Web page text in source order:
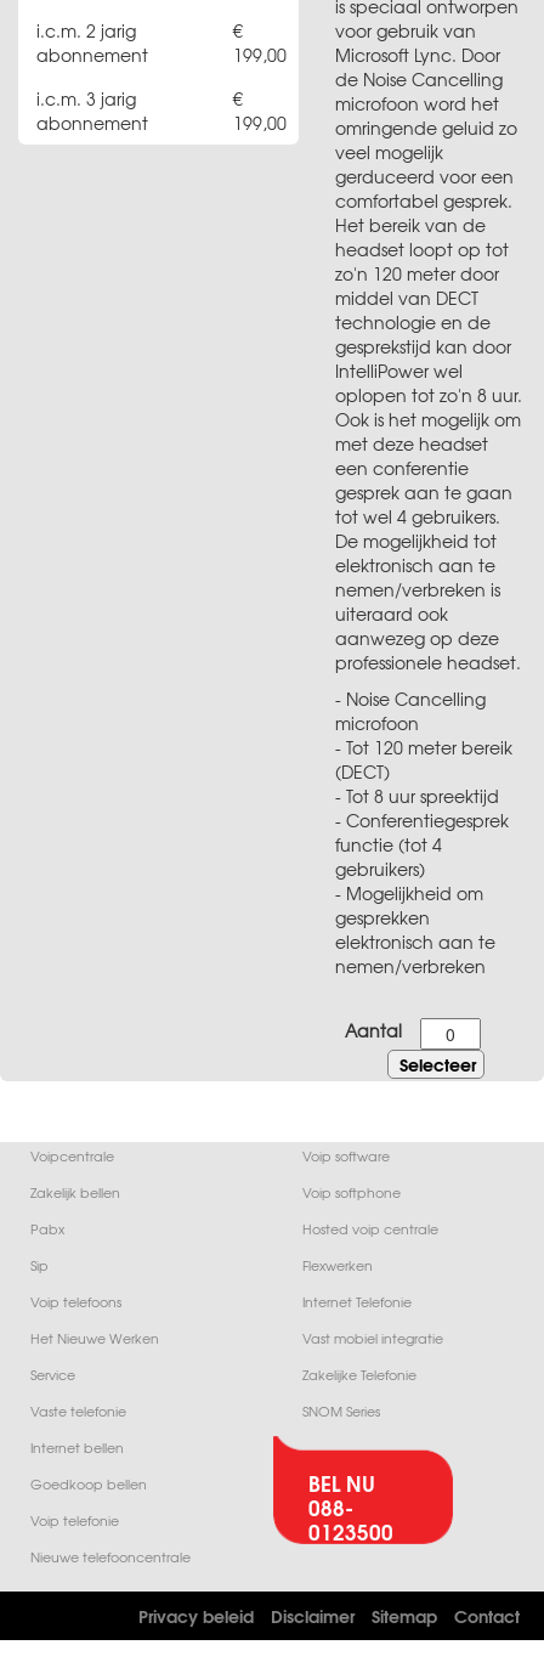
i.c.m. 2 jarig
abonnement
199,00
i.c.m. 3 jarig
abonnement
199,00
is speciaal ontworpen
voor gebruik van
Microsoft Lync. Door
de Noise Cancelling
microfoon word het
omringende geluid zo
veel mogelijk
gerduceerd voor een
comfortabel gesprek.
Het bereik van de
headset loopt op tot
zo'n 120 meter door
middel van DECT
technologie en de
gesprekstijd kan door
IntelliPower wel
oplopen tot zo'n 8 uur.
Ook is het mogelijk om
met deze headset
een conferentie
gesprek aan te gaan
tot wel 4 gebruikers.
De mogelijkheid tot
elektronisch aan te
nemen/verbreken is
uiteraard ook
aanwezeg op deze
professionele headset.
- Noise Cancelling
microfoon
- Tot 120 meter bereik
(DECT)
- Tot 8 uur spreektijd
- Conferentiegesprek
functie (tot 4
gebruikers)
- Mogelijkheid om
gesprekken
elektronisch aan te
nemen/verbreken
Aantal
Voipcentrale
Zakelijk bellen
Pabx
Sip
Voip software
Voip softphone
Hosted voip centrale
Flexwerken
Voip telefoons
Het Nieuwe Werken
Service
Vaste telefonie
Internet Telefonie
Vast mobiel integratie
Zakelijke Telefonie
SNOM Series
Internet bellen
Goedkoop bellen
Voip telefonie
Nieuwe telefooncentrale
BEL NU
088-
0123500
Privacy beleid Disclaimer Sitemap Contact